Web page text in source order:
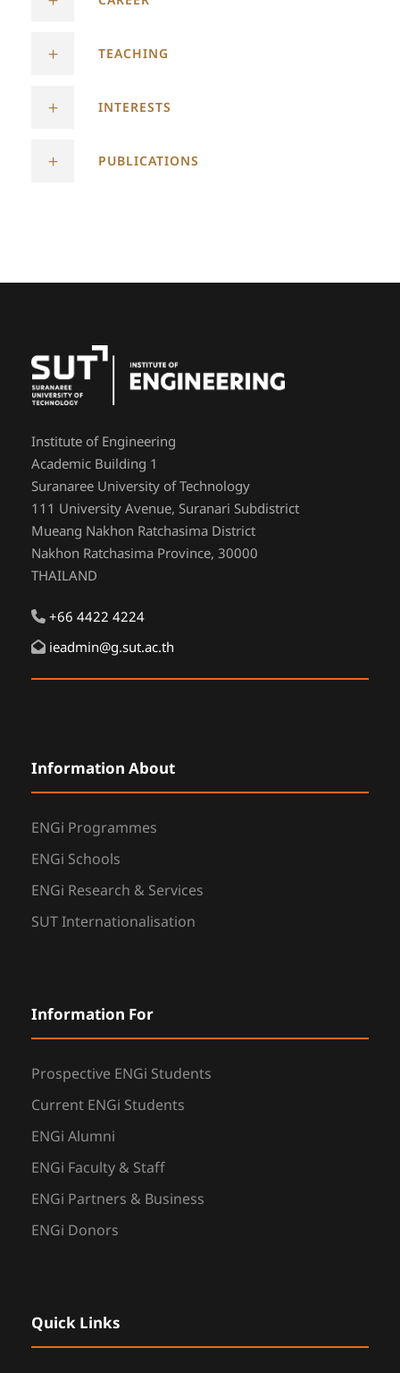
TEACHING
INTERESTS
PUBLICATIONS
Institute of Engineering
Academic Building 1
Suranaree University of Technology
111 University Avenue, Suranari Subdistrict
Mueang Nakhon Ratchasima District
Nakhon Ratchasima Province, 30000
THAILAND
+66 4422 4224
ieadmin@g.sut.ac.th
Information About
ENGi Programmes
ENGi Schools
ENGi Research & Services
SUT Internationalisation
Information For
Prospective ENGi Students
Current ENGi Students
ENGi Alumni
ENGi Faculty & Staff
ENGi Partners & Business
ENGi Donors
Quick Links